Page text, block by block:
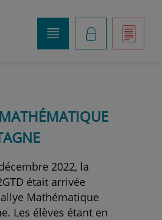
]
K
o
2022, la
était arrivée
Mathématique
Les élèves étant en